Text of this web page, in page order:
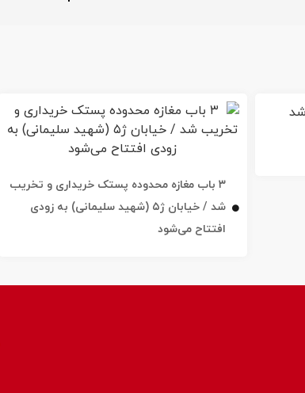
۳ باب مغازه محدوده پستک خریداری و تخریب
شد / خیابان ژ۵ (شهید سلیمانی) به زودی
افتتاح می‌شود